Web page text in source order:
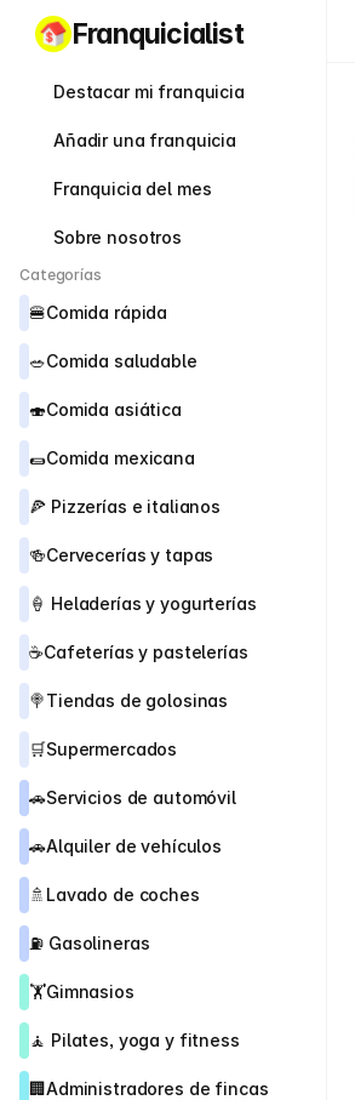
Franquicialist
Destacar mi franquicia
Añadir una franquicia
Franquicia del mes
Sobre nosotros
Categorías
🍔Comida rápida
🥗Comida saludable
🍣Comida asiática
🌯Comida mexicana
🍕 Pizzerías e italianos
🍻Cervecerías y tapas
🍦 Heladerías y yogurterías
☕Cafeterías y pastelerías
🍭Tiendas de golosinas
🛒Supermercados
🚗Servicios de automóvil
🚗Alquiler de vehículos
🚿 Lavado de coches
⛽ Gasolineras
🏋️Gimnasios
🧘 Pilates, yoga y fitness
🏢Administradores de fincas